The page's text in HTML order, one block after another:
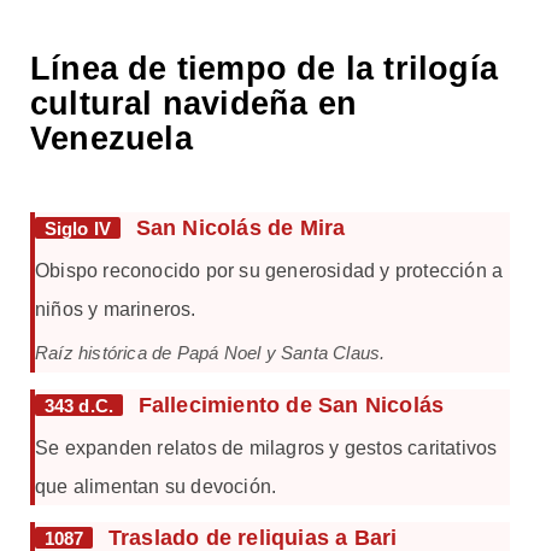
Línea de tiempo de la trilogía
cultural navideña en
Venezuela
Siglo IV San Nicolás de Mira
Obispo reconocido por su generosidad y protección a
niños y marineros.
Raíz histórica de Papá Noel y Santa Claus.
343 d.C. Fallecimiento de San Nicolás
Se expanden relatos de milagros y gestos caritativos
que alimentan su devoción.
1087 Traslado de reliquias a Bari